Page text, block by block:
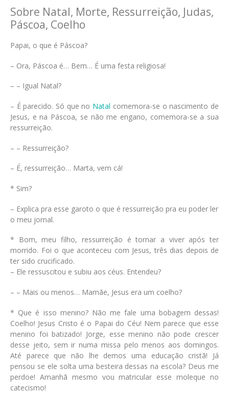
Sobre Natal, Morte, Ressurreição, Judas,
Páscoa, Coelho
Papai, o que é Páscoa?
– Ora, Páscoa é… Bem… É uma festa religiosa!
– – Igual Natal?
– É parecido. Só que no Natal comemora-se o nascimento de
Jesus, e na Páscoa, se não me engano, comemora-se a sua
ressurreição.
– – Ressurreição?
– É, ressurreição… Marta, vem cá!
* Sim?
– Explica pra esse garoto o que é ressurreição pra eu poder ler
o meu jornal.
* Bom, meu filho, ressurreição é tornar a viver após ter
morrido. Foi o que aconteceu com Jesus, três dias depois de
ter sido crucificado.
– Ele ressuscitou e subiu aos céus. Entendeu?
– – Mais ou menos… Mamãe, Jesus era um coelho?
* Que é isso menino? Não me fale uma bobagem dessas!
Coelho! Jesus Cristo é o Papai do Céu! Nem parece que esse
menino foi batizado! Jorge, esse menino não pode crescer
desse jeito, sem ir numa missa pelo menos aos domingos.
Até parece que não lhe demos uma educação cristã! Já
pensou se ele solta uma besteira dessas na escola? Deus me
perdoe! Amanhã mesmo vou matricular esse moleque no
catecismo!